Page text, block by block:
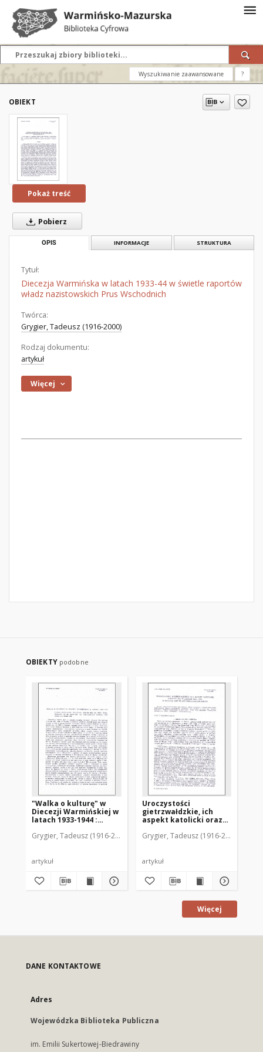
Wyszukiwanie zaawansowane ?
OBIEKT
Pokaż treść
Pobierz
OPIS INFORMACJE STRUKTURA
Tytuł:
Diecezja Warmińska w latach 1933-44 w świetle raportów
władz nazistowskich Prus Wschodnich
Twórca:
Grygier, Tadeusz (1916-2000)
Rodzaj dokumentu:
artykuł
Więcej
OBIEKTY podobne
"Walka o kulturę" w
Diecezji Warmińskiej w
latach 1933-1944 :
Grygier, Tadeusz (1916-2000)
artykuł
Uroczystości
gietrzwałdzkie, ich
aspekt katolicki oraz
1944 w świetle władz
Grygier, Tadeusz (1916-2000)
artykuł
Więcej
DANE KONTAKTOWE
Adres
Wojewódzka Biblioteka Publiczna
im. Emilii Sukertowej-Biedrawiny